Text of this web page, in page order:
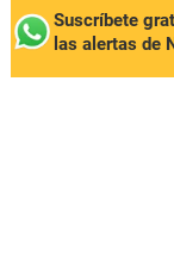
Suscríbete
las alertas de